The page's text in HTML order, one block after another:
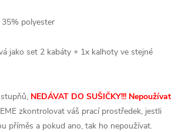
35% polyester
jako set 2 kabáty + 1x kalhoty ve stejné
NEDÁVAT DO SUŠIČKY!!! Nepoužívat
zkontrolovat váš prací prostředek, jestli
příměs a pokud ano, tak ho nepoužívat.